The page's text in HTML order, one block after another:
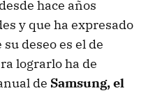
hace años
y que ha expresado
deseo es el de
lograrlo ha de
de Samsung, el